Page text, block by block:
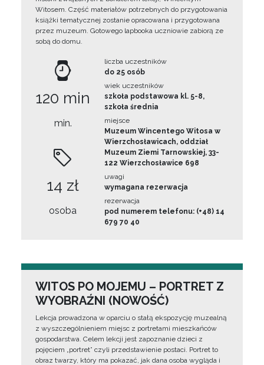
Witosem. Część materiałów potrzebnych do przygotowania
książki tematycznej zostanie opracowana i przygotowana
przez muzeum. Gotowego lapbooka uczniowie zabiorą ze
sobą do domu.
120 min
min.
14 zł
osoba
liczba uczestników
do 25 osób
wiek uczestników
szkoła podstawowa kl. 5-8,
szkoła średnia
miejsce
Muzeum Wincentego Witosa w
Wierzchosławicach, oddział
Muzeum Ziemi Tarnowskiej, 33-
122 Wierzchosławice 698
uwagi
wymagana rezerwacja
rezerwacja
pod numerem telefonu: (+48) 14
679 70 40
WITOS PO MOJEMU – PORTRET Z
WYOBRAŹNI (NOWOŚĆ)
Lekcja prowadzona w oparciu o stałą ekspozycję muzealną
z wyszczególnieniem miejsc z portretami mieszkańców
gospodarstwa. Celem lekcji jest zapoznanie dzieci z
pojęciem „portret” czyli przedstawienie postaci. Portret to
obraz twarzy, który ma pokazać, jak dana osoba wygląda i